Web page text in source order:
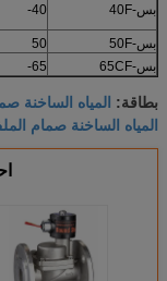
بس-40F
40-
بس-50F 50
بس-65CF
65-
بطاقة: المياه الساخنة
المياه الساخنة صمام